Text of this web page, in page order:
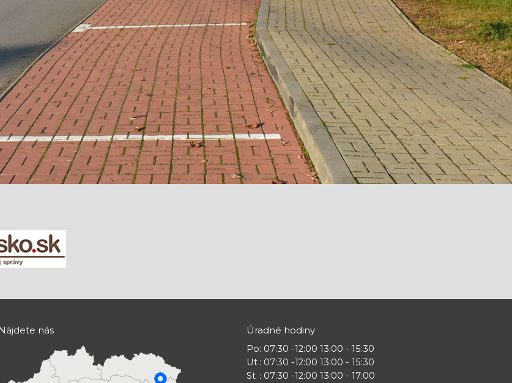
nás Úradné hodiny
Po
Ut
St
: 07:30 -12:00 13:00 - 15:30
: 07:30 -12:00 13:00 - 15:30
: 07:30 -12:00 13:00 - 17:00